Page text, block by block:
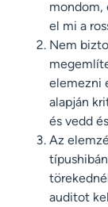
mondom,
el mi a
Nem
elemezni
alapján
és vedd
Az
auditot